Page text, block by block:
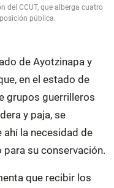
del CCUT, que alberga cuatro
pública.
de Ayotzinapa y
en el estado de
grupos guerrilleros
y paja, se
ahí la necesidad de
para su conservación.
que recibir los